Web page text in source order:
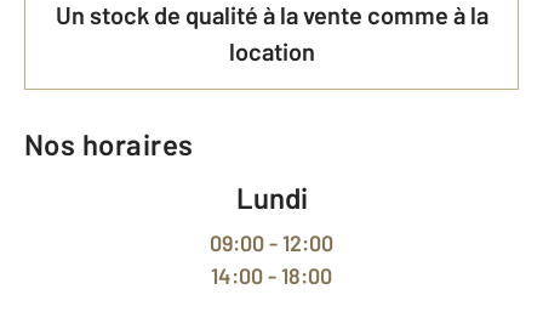
Un stock de qualité à la vente comme à la
location
Nos horaires
Lundi
09:00 - 12:00
14:00 - 18:00